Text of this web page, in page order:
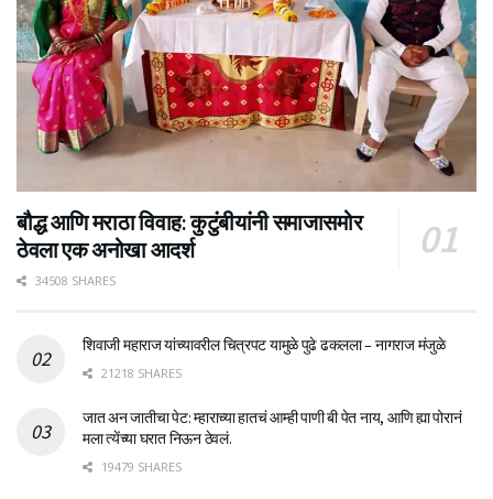
बौद्ध आणि मराठा विवाह: कुटुंबीयांनी समाजासमोर
ठेवला एक अनोखा आदर्श
34508 SHARES
शिवाजी महाराज यांच्यावरील चित्रपट यामुळे पुढे ढकलला – नागराज मंजुळे
21218 SHARES
जात अन जातीचा पेट: म्हाराच्या हातचं आम्ही पाणी बी पेत नाय, आणि ह्या पोरानं
मला त्येंच्या घरात निऊन ठेवलं.
19479 SHARES